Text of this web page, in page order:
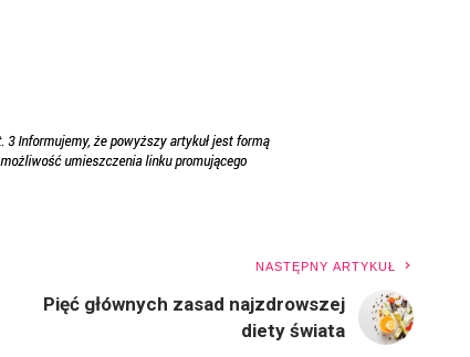
NASTĘPNY ARTYKUŁ
Pięć głównych zasad najzdrowszej
diety świata